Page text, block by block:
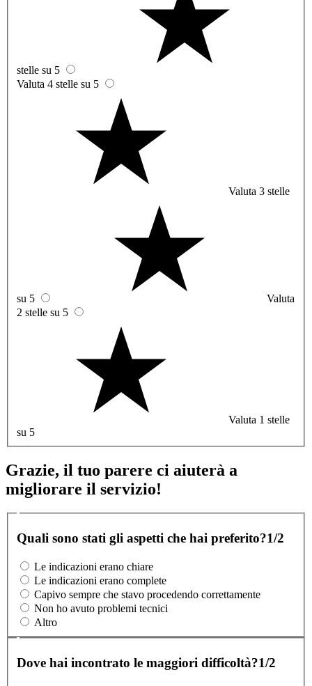
stelle su 5
Valuta 4 stelle su 5
Valuta 3 stelle
su 5
Valuta
2 stelle su 5
Valuta 1 stelle
su 5
Grazie, il tuo parere ci aiuterà a
migliorare il servizio!
Quali sono stati gli aspetti che hai preferito?1/2
Le indicazioni erano chiare
Le indicazioni erano complete
Capivo sempre che stavo procedendo correttamente
Non ho avuto problemi tecnici
Altro
Dove hai incontrato le maggiori difficoltà?1/2